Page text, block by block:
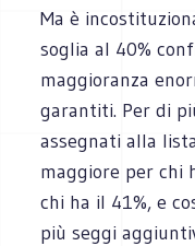
Ma è
soglia al 40%
maggioranza
garantiti. Per di
assegnati alla
maggiore per chi
chi ha il 41%, e
più seggi